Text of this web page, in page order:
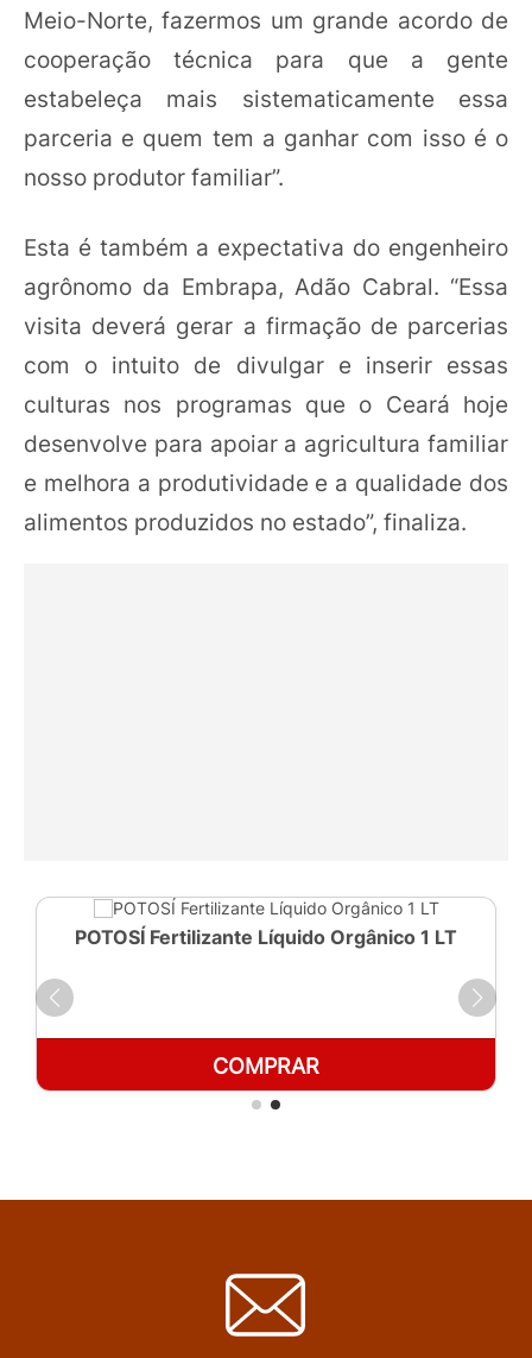
Meio-Norte, fazermos um grande acordo de
cooperação técnica para que a gente
estabeleça mais sistematicamente essa
parceria e quem tem a ganhar com isso é o
nosso produtor familiar”.
Esta é também a expectativa do engenheiro
agrônomo da Embrapa, Adão Cabral. “Essa
visita deverá gerar a firmação de parcerias
com o intuito de divulgar e inserir essas
culturas nos programas que o Ceará hoje
desenvolve para apoiar a agricultura familiar
e melhora a produtividade e a qualidade dos
alimentos produzidos no estado”, finaliza.
POTOSÍ Fertilizante Líquido Orgânico 1 LT
COMPRAR